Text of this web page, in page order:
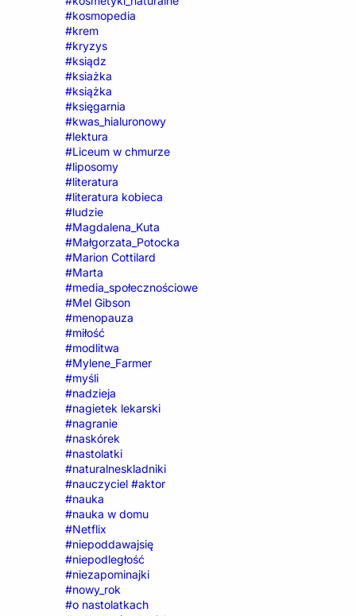
#kosmopedia
#krem
#kryzys
#ksiądz
#ksiażka
#książka
#księgarnia
#kwas_hialuronowy
#lektura
#Liceum w chmurze
#liposomy
#literatura
#literatura kobieca
#ludzie
#Magdalena_Kuta
#Małgorzata_Potocka
#Marion Cottilard
#Marta
#media_społecznościowe
#Mel Gibson
#menopauza
#miłość
#modlitwa
#Mylene_Farmer
#myśli
#nadzieja
#nagietek lekarski
#nagranie
#naskórek
#nastolatki
#naturalneskladniki
#nauczyciel #aktor
#nauka
#nauka w domu
#Netflix
#niepoddawajsię
#niepodległość
#niezapominajki
#nowy_rok
#o nastolatkach